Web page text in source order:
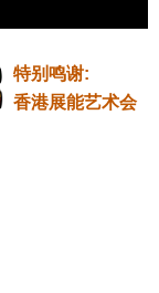
特别鸣谢:
香港展能艺术会